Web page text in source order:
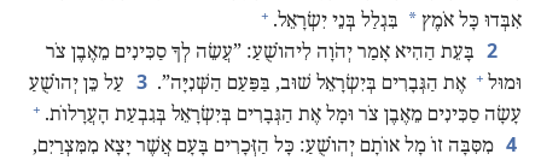
אִבְּדוּ כָּל אֹמֶץ * בִּגְלַל בְּנֵי יִשְׂרָאֵל.‏ +
2 בָּעֵת הַהִיא אָמַר יְהֹוָה לִיהוֹשֻׁעַ:‏ ”‏עֲשֵׂה לְךָ סַכִּינִים מֵאֶבֶן צֹר
וּמוּל + אֶת הַגְּבָרִים בְּיִשְׂרָאֵל שׁוּב,‏ בַּפַּעַם הַשְּׁנִיָּה”‏.‏ 3 עַל כֵּן יְהוֹשֻׁעַ
עָשָׂה סַכִּינִים מֵאֶבֶן צֹר וּמָל אֶת הַגְּבָרִים בְּיִשְׂרָאֵל בְּגִבְעַת הָעֲרָלוֹת.‏ +
4 מִסִּבָּה זוֹ מָל אוֹתָם יְהוֹשֻׁעַ:‏ כָּל הַזְּכָרִים בָּעָם אֲשֶׁר יָצָא מִמִּצְרַיִם,‏